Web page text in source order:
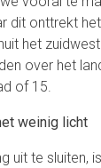
dit onttrekt
het
over het
of 15.
weinig licht
uit te sluiten,